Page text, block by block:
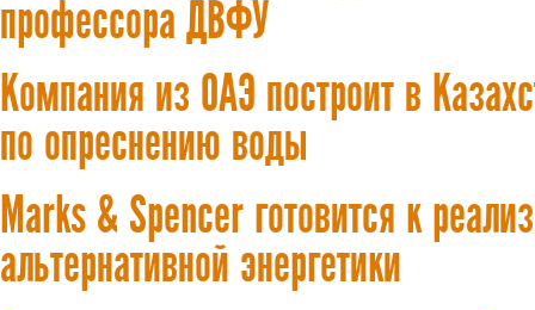
профессора ДВФУ
Компания из ОАЭ построит в
по опреснению воды
Marks & Spencer готовится к
альтернативной энергетики